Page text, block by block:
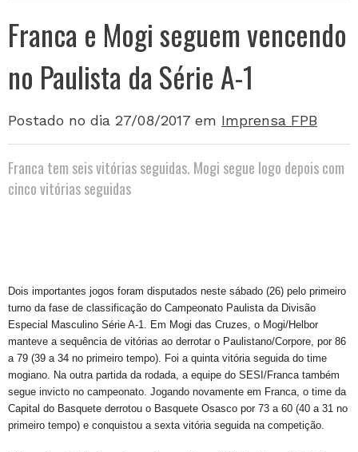
Franca e Mogi seguem vencendo
no Paulista da Série A-1
Postado no dia 27/08/2017 em Imprensa FPB
Franca tem seis vitórias seguidas. Mogi segue logo depois com
cinco vitórias seguidas
Dois importantes jogos foram disputados neste sábado (26) pelo primeiro
turno da fase de classificação do Campeonato Paulista da Divisão
Especial Masculino Série A-1. Em Mogi das Cruzes, o Mogi/Helbor
manteve a sequência de vitórias ao derrotar o Paulistano/Corpore, por 86
a 79 (39 a 34 no primeiro tempo). Foi a quinta vitória seguida do time
mogiano. Na outra partida da rodada, a equipe do SESI/Franca também
segue invicto no campeonato. Jogando novamente em Franca, o time da
Capital do Basquete derrotou o Basquete Osasco por 73 a 60 (40 a 31 no
primeiro tempo) e conquistou a sexta vitória seguida na competição.